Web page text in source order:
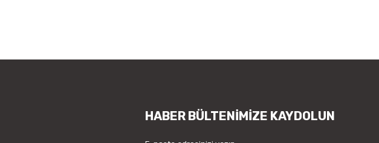
HABER BÜLTENİMİZE KAYDOLUN